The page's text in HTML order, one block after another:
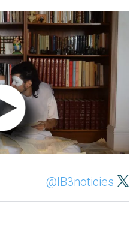
@IB3noticies